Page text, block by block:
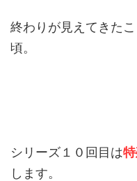
終わりが見えてきた
頃。
シリーズ１０回目は
します。